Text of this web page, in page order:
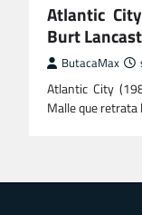
Atlantic
Burt
ButacaMax
Atlantic City
Malle que retrata